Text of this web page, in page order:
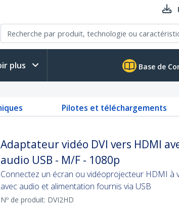
plus Base de
Pilotes et téléchargements
Adaptateur vidéo DVI vers HDMI
audio USB - M/F - 1080p
Connectez un écran ou vidéoprojecteur HDMI à
avec audio et alimentation fournis via USB
Nº de produit: DVI2HD